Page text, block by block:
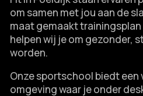
om samen met jou aan de
maat gemaakt
helpen wij je om gezonder,
worden.​
Onze sportschool biedt
omgeving waar je onder